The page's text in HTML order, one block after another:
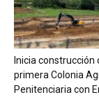
Inicia construcción
primera Colonia
Penitenciaria con